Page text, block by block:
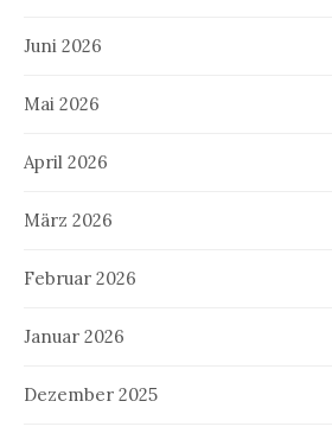
Juni 2026
Mai 2026
April 2026
März 2026
Februar 2026
Januar 2026
Dezember 2025